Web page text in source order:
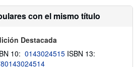
ó
n
s
e
l
con el mismo título
Destacada
10: 0143024515 ISBN 13: